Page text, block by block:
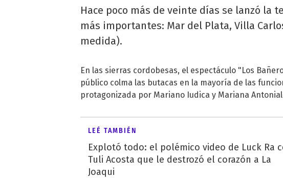
Hace poco más de veinte días se lanzó la
más importantes: Mar del Plata, Villa
medida).
En las sierras cordobesas, el espectáculo "Los
público colma las butacas en la mayoría de las
protagonizada por Mariano Iudica y Mariana
LEÉ TAMBIÉN
Explotó todo: el polémico video de Luck Ra
Tuli Acosta que le destrozó el corazón a La
Joaqui